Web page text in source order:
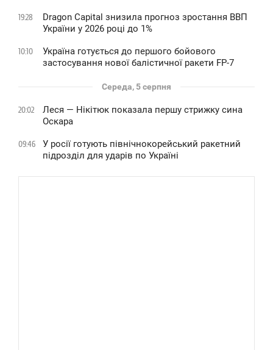
19:28
Dragon Capital знизила прогноз зростання ВВП
України у 2026 році до 1%
10:10
Україна готується до першого бойового
застосування нової балістичної ракети FP-7
Середа, 5 серпня
20:02
Леся — Нікітюк показала першу стрижку сина
Оскара
09:46
У росії готують північнокорейський ракетний
підрозділ для ударів по Україні